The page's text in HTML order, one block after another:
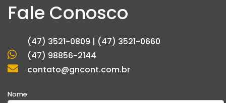
Fale Conosco
(47) 3521-0809 | (47) 3521-0660
(47) 98856-2144
contato@gncont.com.br
Nome